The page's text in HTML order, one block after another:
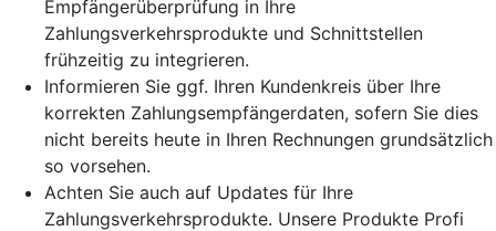
Empfängerüberprüfung in Ihre
Zahlungsverkehrsprodukte und Schnittstellen
frühzeitig zu integrieren.
Informieren Sie ggf. Ihren Kundenkreis über Ihre
korrekten Zahlungsempfängerdaten, sofern Sie dies
nicht bereits heute in Ihren Rechnungen grundsätzlich
so vorsehen.
Achten Sie auch auf Updates für Ihre
Zahlungsverkehrsprodukte. Unsere Produkte Profi